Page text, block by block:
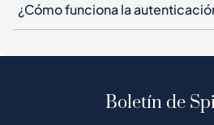
¿Cómo funciona la
Boletín de